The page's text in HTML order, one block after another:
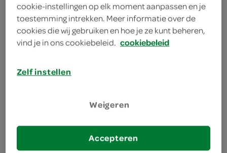
kies je winkel
benodigdheden
wafelijzer
deel op twitter
deel op facebook
cookie-instellingen op elk moment aanpassen en je
toestemming intrekken. Meer informatie over de
cookies die wij gebruiken en hoe je ze kunt beheren,
vind je in ons cookiebeleid. cookiebeleid
Zelf instellen
Weigeren
Accepteren